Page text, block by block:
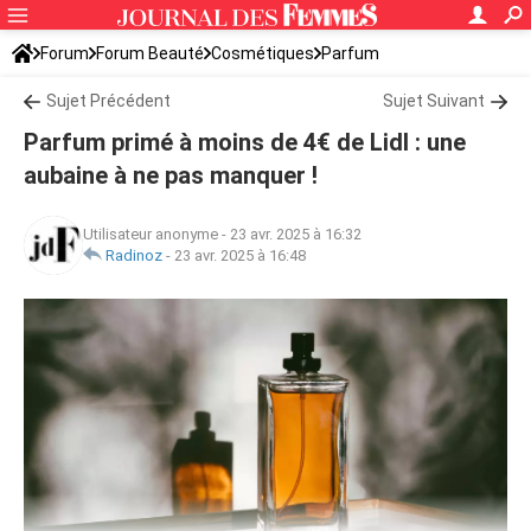
Forum Forum Beauté Cosmétiques Parfum
Sujet Précédent Sujet Suivant
Parfum primé à moins de 4€ de Lidl : une
aubaine à ne pas manquer !
Utilisateur anonyme - 23 avr. 2025 à 16:32
Radinoz - 23 avr. 2025 à 16:48